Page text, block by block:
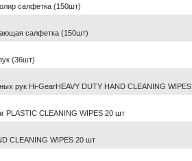
салфетка (150шт)
салфетка (150шт)
(36шт)
рук Hi-GearHEAVY DUTY HAND CLEANING WIPES
PLASTIC CLEANING WIPES 20 шт
CLEANING WIPES 20 шт